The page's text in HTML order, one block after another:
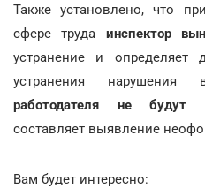
Также установлено, что
сфере труда инспектор
устранение и определяет
устранения нарушения
работодателя не будут
составляет выявление
Вам будет интересно: